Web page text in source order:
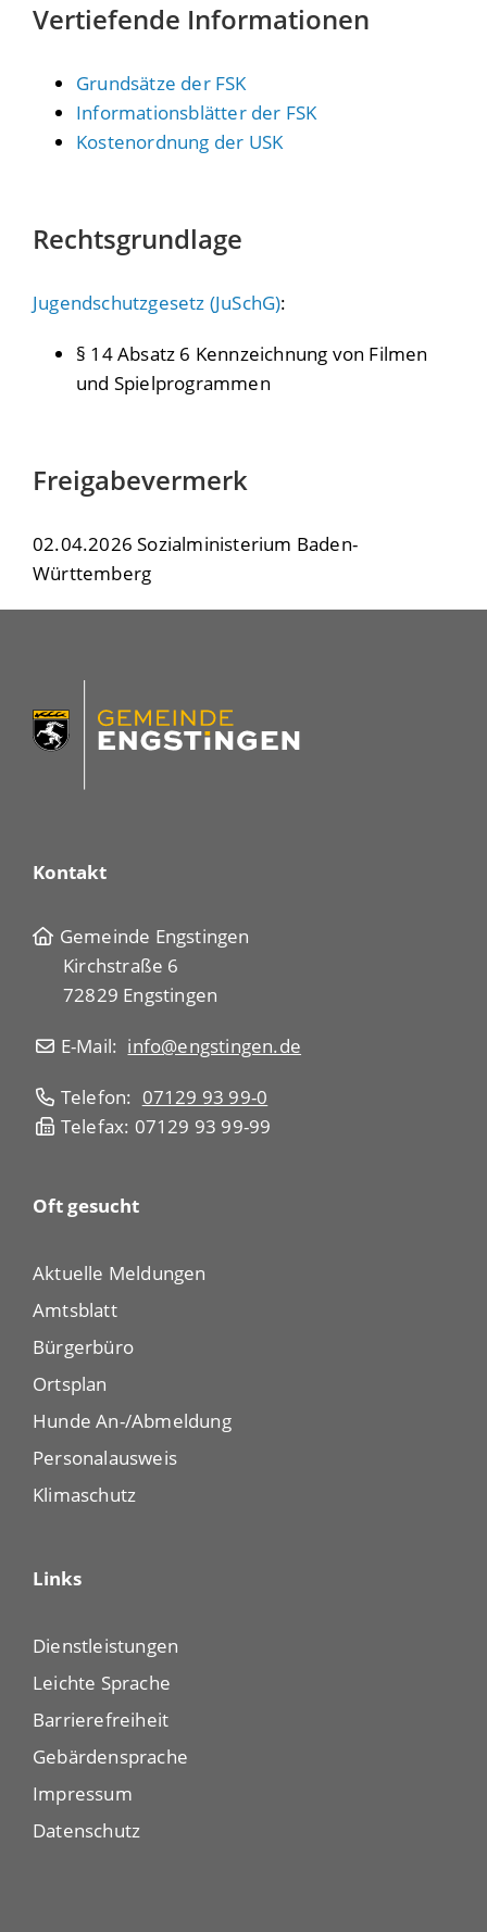
Vertiefende Informationen
Grundsätze der FSK
Informationsblätter der FSK
Kostenordnung der USK
Rechtsgrundlage
Jugendschutzgesetz (JuSchG):
§ 14 Absatz 6 Kennzeichnung von Filmen
und Spielprogrammen
Freigabevermerk
02.04.2026 Sozialministerium Baden-
Württemberg
Kontakt
Gemeinde Engstingen
Kirchstraße 6
72829 Engstingen
E-Mail: info@engstingen.de
Telefon: 07129 93 99-0
Telefax: 07129 93 99-99
Oft gesucht
Aktuelle Meldungen
Amtsblatt
Bürgerbüro
Ortsplan
Hunde An-/Abmeldung
Personalausweis
Klimaschutz
Links
Dienstleistungen
Leichte Sprache
Barrierefreiheit
Gebärdensprache
Impressum
Datenschutz